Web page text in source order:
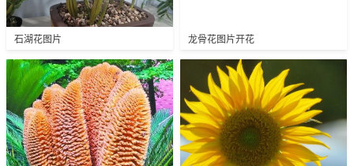
石湖花图片 龙骨花图片开花